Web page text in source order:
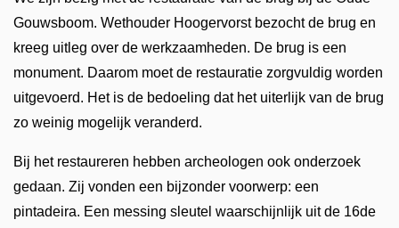
Gouwsboom. Wethouder Hoogervorst bezocht de brug en
kreeg uitleg over de werkzaamheden. De brug is een
monument. Daarom moet de restauratie zorgvuldig worden
uitgevoerd. Het is de bedoeling dat het uiterlijk van de brug
zo weinig mogelijk veranderd.
Bij het restaureren hebben archeologen ook onderzoek
gedaan. Zij vonden een bijzonder voorwerp: een
pintadeira. Een messing sleutel waarschijnlijk uit de 16de